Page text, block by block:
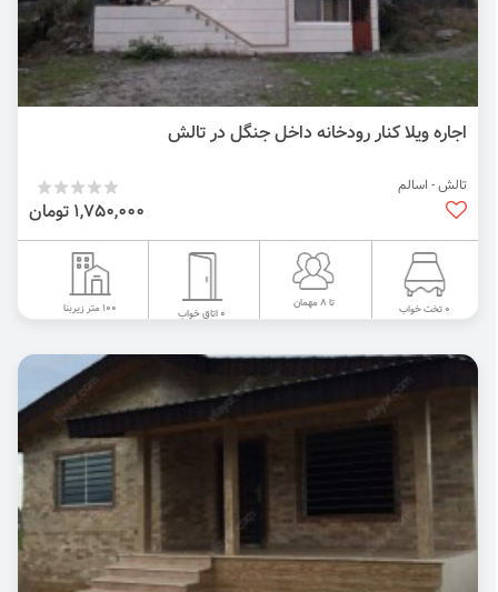
اجاره ویلا کنار رودخانه داخل جنگل در تالش
تالش - اسالم
1,750,000 تومان
0 تخت خواب تا 8 مهمان
0 اتاق خواب 100 متر زیربنا